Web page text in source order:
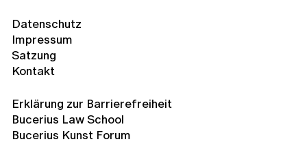
Datenschutz
Impressum
Satzung
Kontakt
Erklärung zur Barrierefreiheit
Bucerius Law School
Bucerius Kunst Forum